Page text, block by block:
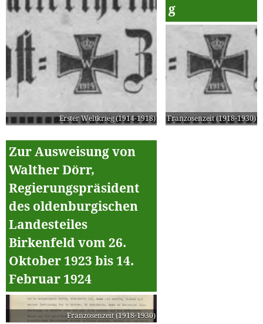
Erster Weltkrieg (1914-1918) Franzosenzeit (1918-1930)
g
Franzosenzeit (1918-1930)
Zur Ausweisung von
Walther Dörr,
Regierungspräsident
des oldenburgischen
Landesteiles
Birkenfeld vom 26.
Oktober 1923 bis 14.
Februar 1924